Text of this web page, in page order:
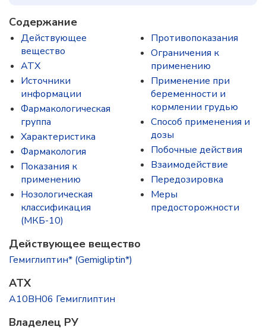
Содержание
Действующее
вещество
ATX
Источники
информации
Фармакологическая
группа
Характеристика
Фармакология
Показания к
применению
Нозологическая
классификация
(МКБ-10)
Противопоказания
Ограничения к
применению
Применение при
беременности и
кормлении грудью
Способ применения и
дозы
Побочные действия
Взаимодействие
Передозировка
Меры
предосторожности
Действующее вещество
Гемиглиптин* (Gemigliptin*)
ATX
A10BH06 Гемиглиптин
Владелец РУ